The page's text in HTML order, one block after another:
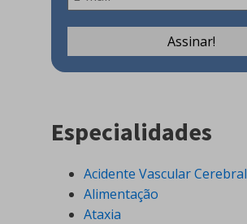
Especialidades
Acidente Vascular Cerebral
Alimentação
Ataxia